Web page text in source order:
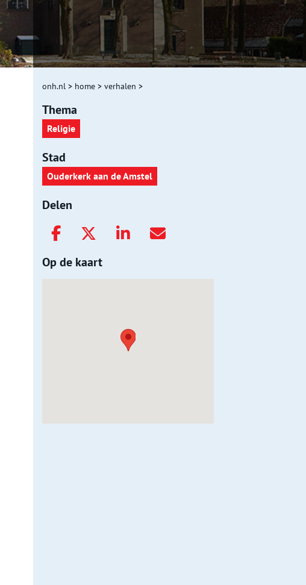
onh.nl > home > verhalen >
Thema
Religie
Stad
Ouderkerk aan de Amstel
Delen
Op de kaart